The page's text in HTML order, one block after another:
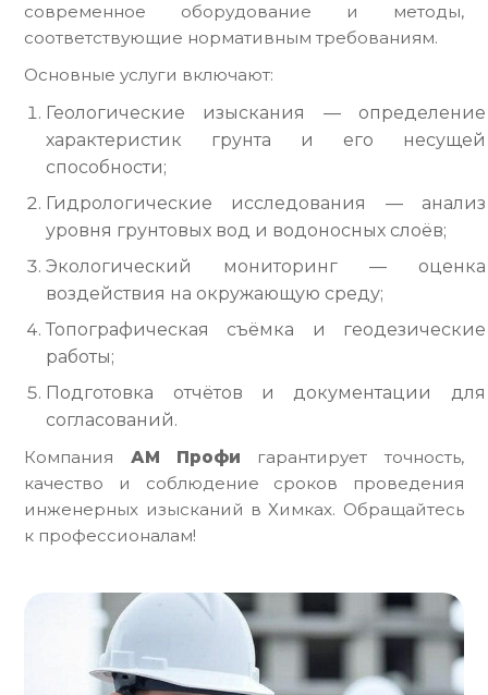
современное оборудование и методы,
соответствующие нормативным требованиям.
Основные услуги включают:
Геологические изыскания — определение
характеристик грунта и его несущей
способности;
Гидрологические исследования — анализ
уровня грунтовых вод и водоносных слоёв;
Экологический мониторинг — оценка
воздействия на окружающую среду;
Топографическая съёмка и геодезические
работы;
Подготовка отчётов и документации для
согласований.
Компания АМ Профи гарантирует точность,
качество и соблюдение сроков проведения
инженерных изысканий в Химках. Обращайтесь
к профессионалам!